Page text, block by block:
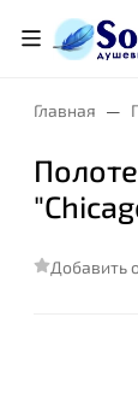
Главная
Добавить